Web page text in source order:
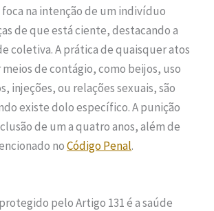
na intenção de um indivíduo
de que está ciente, destacando a
coletiva. A prática de quaisquer atos
de contágio, como beijos, uso
injeções, ou relações sexuais, são
existe dolo específico. A punição
de um a quatro anos, além de
noCódigo Penal.
pelo Artigo 131 é a saúde